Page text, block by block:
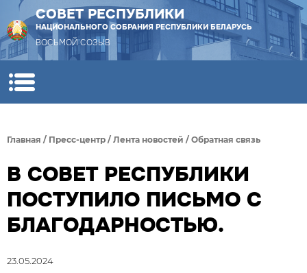
СОВЕТ РЕСПУБЛИКИ
НАЦИОНАЛЬНОГО СОБРАНИЯ РЕСПУБЛИКИ БЕЛАРУСЬ
ВОСЬМОЙ СОЗЫВ
Главная / Пресс-центр / Лента новостей / Обратная связь
В СОВЕТ РЕСПУБЛИКИ
ПОСТУПИЛО ПИСЬМО С
БЛАГОДАРНОСТЬЮ.
23.05.2024